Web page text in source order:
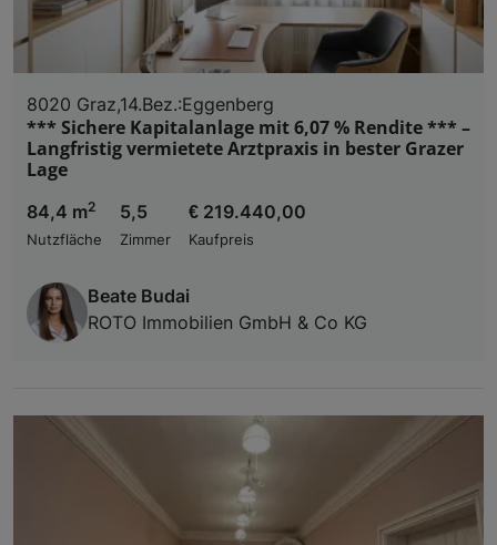
8020 Graz,14.Bez.:Eggenberg
*** Sichere Kapitalanlage mit 6,07 % Rendite *** –
Langfristig vermietete Arztpraxis in bester Grazer
Lage
84,4 m2
Nutzfläche
5,5
Zimmer
€ 219.440,00
Kaufpreis
Beate Budai
ROTO Immobilien GmbH & Co KG